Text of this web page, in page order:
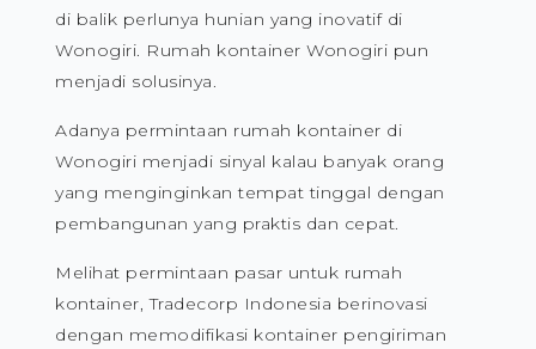
di balik perlunya hunian yang inovatif di
Wonogiri. Rumah kontainer Wonogiri pun
menjadi solusinya.
Adanya permintaan rumah kontainer di
Wonogiri menjadi sinyal kalau banyak orang
yang menginginkan tempat tinggal dengan
pembangunan yang praktis dan cepat.
Melihat permintaan pasar untuk rumah
kontainer, Tradecorp Indonesia berinovasi
dengan memodifikasi kontainer pengiriman